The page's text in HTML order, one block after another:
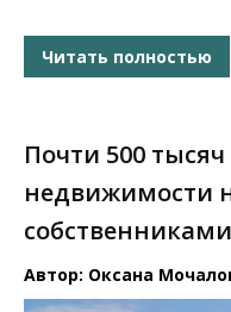
Читать полностью
Почти 500
недвижимости
Автор: Оксана